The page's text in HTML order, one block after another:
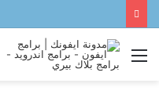
القائمة